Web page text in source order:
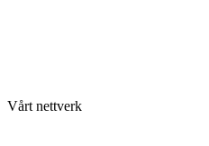
Vårt nettverk